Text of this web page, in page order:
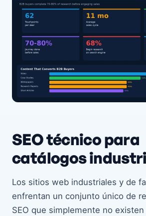
SEO técnico para
catálogos
Los sitios web industriales y de
enfrentan un conjunto único de
SEO que simplemente no